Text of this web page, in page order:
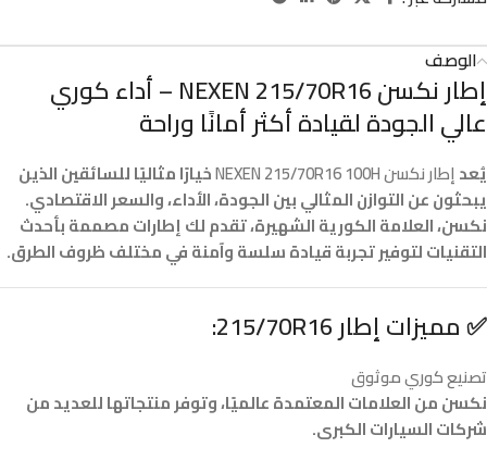
الوصف
إطار نكسن NEXEN 215/70R16 – أداء كوري
عالي الجودة لقيادة أكثر أمانًا وراحة
يُعدإطار نكسن NEXEN 215/70R16 100H
خيارًا مثاليًا للسائقين الذين
يبحثون عن التوازن المثالي بين الجودة، الأداء، والسعر الاقتصادي.
نكسن، العلامة الكورية الشهيرة، تقدم لك إطارات مصممة بأحدث
التقنيات لتوفير تجربة قيادة سلسة وآمنة في مختلف ظروف الطرق.
✅ مميزات إطار 215/70R16:
تصنيع كوري موثوق
نكسن من العلامات المعتمدة عالميًا، وتوفر منتجاتها للعديد من
شركات السيارات الكبرى.